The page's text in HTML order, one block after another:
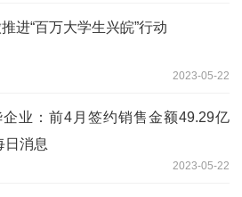
进“百万大学生兴皖”行动
2023-05-22
企业：前4月签约销售金额49.29亿
日消息
2023-05-22